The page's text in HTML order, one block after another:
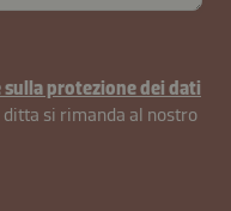
sulla protezione dei dati
si rimanda al nostro